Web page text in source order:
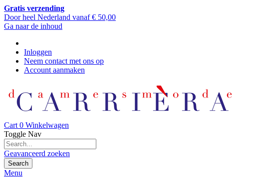
Gratis verzending
Door heel Nederland vanaf € 50,00
Ga naar de inhoud
Inloggen
Neem contact met ons op
Account aanmaken
Cart 0 Winkelwagen
Toggle Nav
Geavanceerd zoeken
Search
Menu